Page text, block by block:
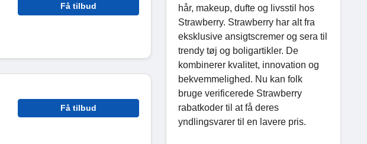
Få tilbud
Få tilbud
hår, makeup, dufte og livsstil hos
Strawberry. Strawberry har alt fra
eksklusive ansigtscremer og sera til
trendy tøj og boligartikler. De
kombinerer kvalitet, innovation og
bekvemmelighed. Nu kan folk
bruge verificerede Strawberry
rabatkoder til at få deres
yndlingsvarer til en lavere pris.